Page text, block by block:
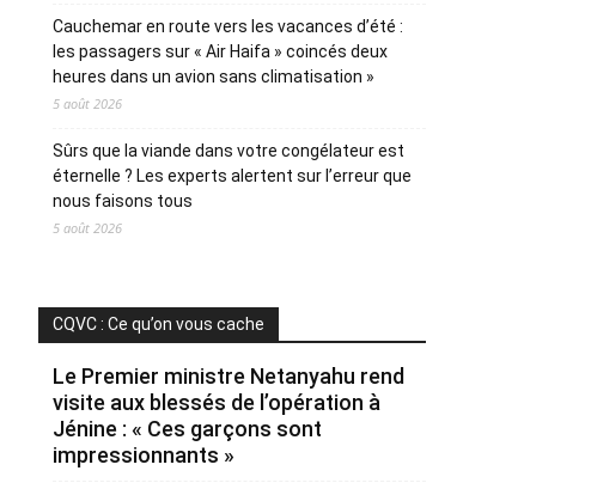
Cauchemar en route vers les vacances d’été :
les passagers sur « Air Haifa » coincés deux
heures dans un avion sans climatisation »
5 août 2026
Sûrs que la viande dans votre congélateur est
éternelle ? Les experts alertent sur l’erreur que
nous faisons tous
5 août 2026
CQVC : Ce qu’on vous cache
Le Premier ministre Netanyahu rend
visite aux blessés de l’opération à
Jénine : « Ces garçons sont
impressionnants »